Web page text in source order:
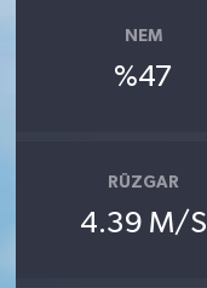
NEM
%47
RÜZGAR
4.39 M/S